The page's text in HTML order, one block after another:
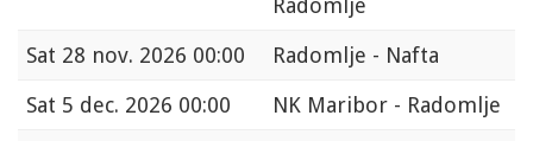
Radomlje
Sat 28 nov. 2026 00:00
Radomlje - Nafta
Sat 5 dec. 2026 00:00
NK Maribor - Radomlje